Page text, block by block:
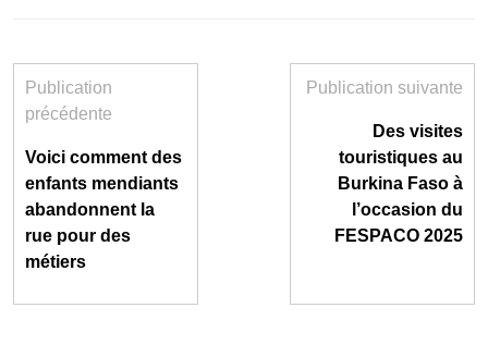
Publication
précédente
Voici comment des
enfants mendiants
abandonnent la
rue pour des
métiers
Publication suivante
Des visites
touristiques au
Burkina Faso à
l’occasion du
FESPACO 2025